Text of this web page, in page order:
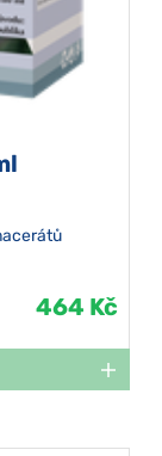
464 Kč